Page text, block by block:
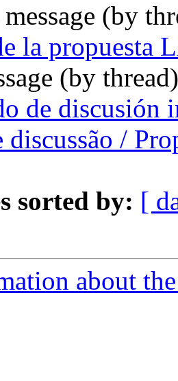
(by
la propuesta
(by
de discusión
/
sorted by: [
about